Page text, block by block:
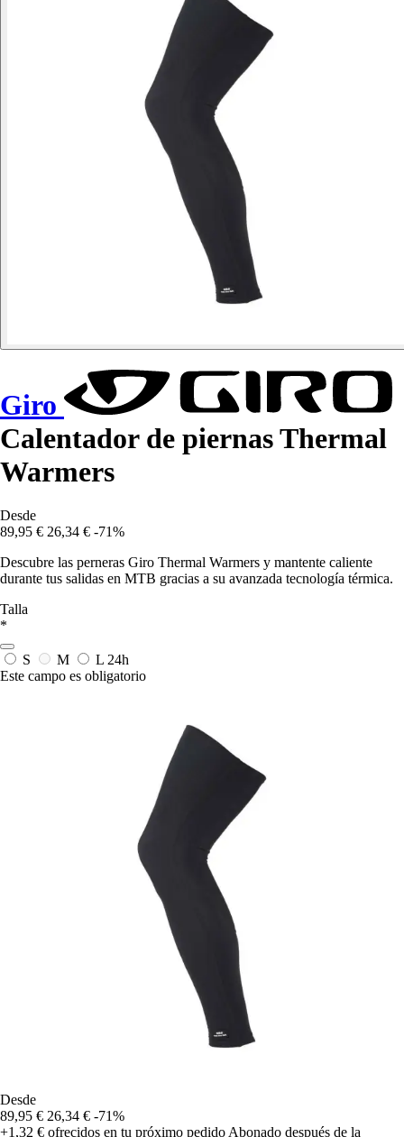
Giro
Calentador de piernas Thermal
Warmers
Desde
89,95 € 26,34 € -71%
Descubre las perneras Giro Thermal Warmers y mantente caliente
durante tus salidas en MTB gracias a su avanzada tecnología térmica.
Talla
*
S M L 24h
Este campo es obligatorio
Desde
89,95 € 26,34 € -71%
+1,32 € ofrecidos en tu próximo pedido Abonado después de la